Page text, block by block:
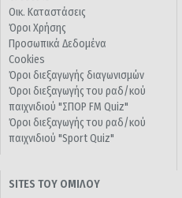
Οικ. Καταστάσεις
Όροι Χρήσης
Προσωπικά Δεδομένα
Cookies
Όροι διεξαγωγής διαγωνισμών
Όροι διεξαγωγής του ραδ/κού
παιχνιδιού "ΣΠΟΡ FM Quiz"
Όροι διεξαγωγής του ραδ/κού
παιχνιδιού "Sport Quiz"
SITES ΤΟΥ ΟΜΙΛΟΥ